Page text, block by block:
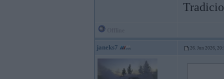
janeks7 26. Jun 2026,